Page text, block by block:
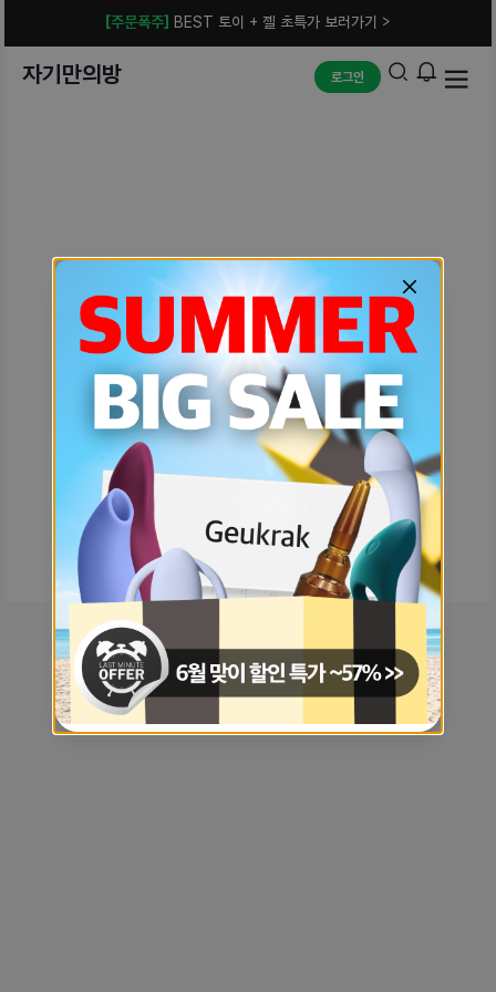
[주문폭주] BEST 토이 + 젤 초특가 보러가기 >
자기만의방 로그인
예상치 못한 에러입니다.